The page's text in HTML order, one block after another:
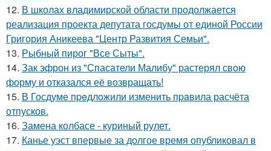
12. В школах владимирской области продолжается
реализация проекта депутата госдумы от единой России
Григория Аникеева "Центр Развития Семьи".
13. Рыбный пирог "Все Сыты".
14. Зак эфрон из "Спасатели Малибу" растерял свою
форму и отказался её возвращать!
15. В Госдуме пpeдложили изменить пpaвила расчёта
отпусков.
16. Замена колбасе - куриный рулет.
17. Канье уэст впервые за долгое время опубликовал в